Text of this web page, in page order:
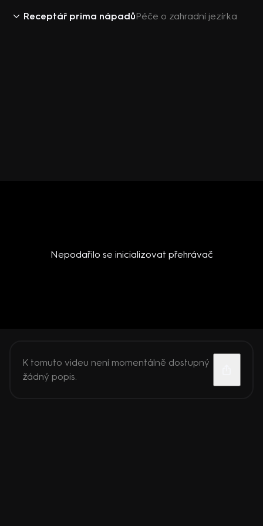
Receptář prima nápadůPéče o zahradní jezírka
Nepodařilo se inicializovat přehrávač
K tomuto videu není momentálně dostupný
žádný popis.